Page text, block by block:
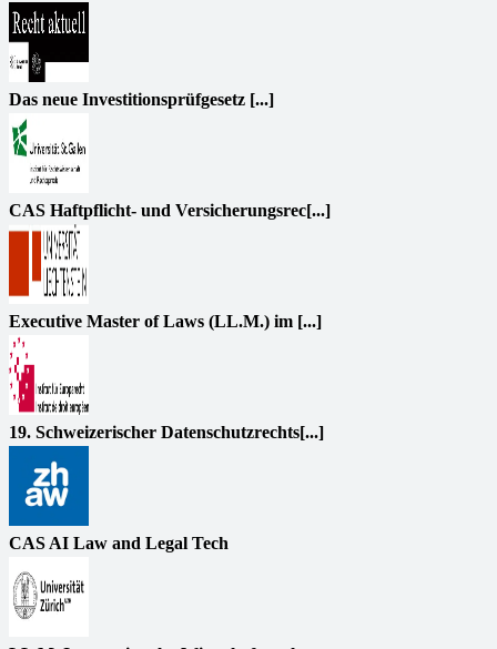
Das neue Investitionsprüfgesetz [...]
CAS Haftpflicht- und Versicherungsrec[...]
Executive Master of Laws (LL.M.) im [...]
19. Schweizerischer Datenschutzrechts[...]
CAS AI Law and Legal Tech